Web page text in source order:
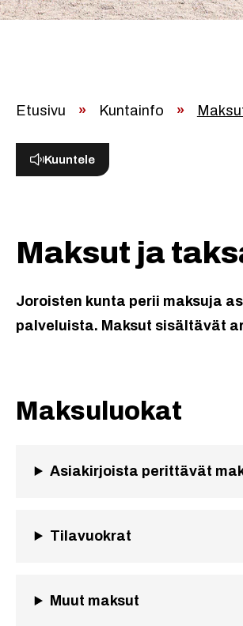
Etusivu » Kuntainfo »
Kuuntele
Maksut ja
Joroisten kunta perii maksuja
palveluista. Maksut sisältävät
Maksuluokat
Asiakirjoista perittävät
Tilavuokrat
Muut maksut